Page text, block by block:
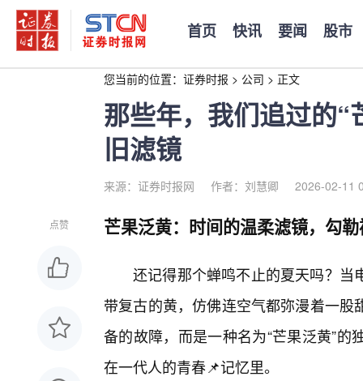
首页 快讯 要闻 股市
您当前的位置： 证券时报 > 公司 > 正文
那些年，我们追过的
旧滤镜
来源：证券时报网 作者：刘慧卿 2026-02-11
点赞 芒果泛黄：时间的温柔滤镜，勾
还记得那个蝉鸣不止的夏天吗？当
带复古的黄，仿佛连空气都弥漫着一
备的故障，而是一种名为“芒果泛黄”
在一代人的青春📌记忆里。